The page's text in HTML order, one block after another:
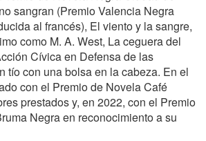
sangran (Premio Valencia Negra
al francés), El viento y la sangre,
como M. A. West, La ceguera del
Cívica en Defensa de las
tío con una bolsa en la cabeza. En el
con el Premio de Novela Café
prestados y, en 2022, con el Premio
Negra en reconocimiento a su